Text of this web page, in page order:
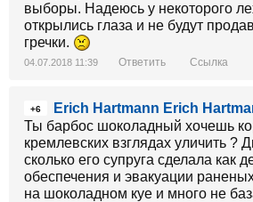
выборы. Надеюсь у некоторого
открылись глаза и не будут
гречки.
04.07.2018 11:39 Ответить Ссылка
+6
Erich Hartmann Erich
Ты барбос шоколадный хочешь
кремлевских взглядах уличить ?
сколько его супруга сделала как
обеспечения и эвакуации
на шоколадном куе и много не